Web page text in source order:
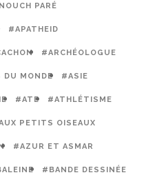
PARÉ
#APATHEID
#ARCHÉOLOGUE
DU MONDE #ASIE
#ATE #ATHLÉTISME
PETITS OISEAUX
#AZUR ET ASMAR
#BANDE DESSINÉE